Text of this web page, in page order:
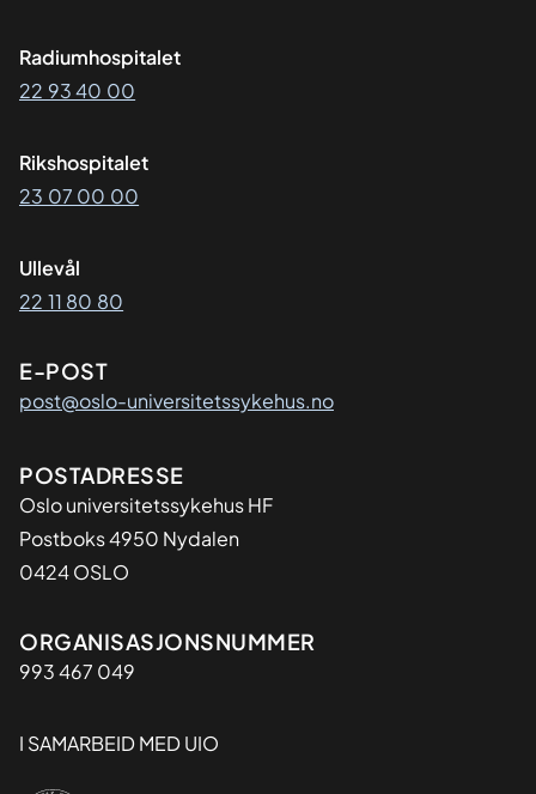
Radiumhospitalet
22 93 40 00
Rikshospitalet
23 07 00 00
Ullevål
22 11 80 80
E-POST
post@oslo-universitetssykehus.no
Adresse
POSTADRESSE
Oslo universitetssykehus HF
Postboks 4950 Nydalen
0424 OSLO
Organisasjon
ORGANISASJONSNUMMER
993 467 049
I SAMARBEID MED UIO